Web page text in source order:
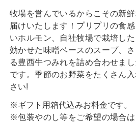
牧場を営んでいるからこその新
届けいたします！プリプリの食
いホルモン、自社牧場で栽培し
効かせた味噌ベースのスープ、
る豊西牛つみれを詰め合わせま
です。季節のお野菜をたくさん
さい!
※ギフト用箱代込みお料金です。
※包装やのし等をご希望の場合